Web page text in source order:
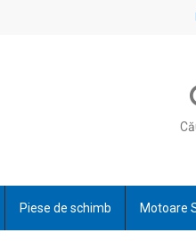
Piese de schimb Motoare